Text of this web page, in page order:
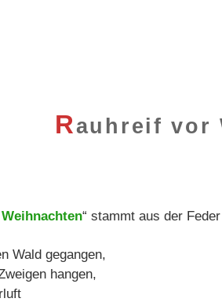
Rauhreif vor
“ stammt aus der
Wald gegangen,
hangen,